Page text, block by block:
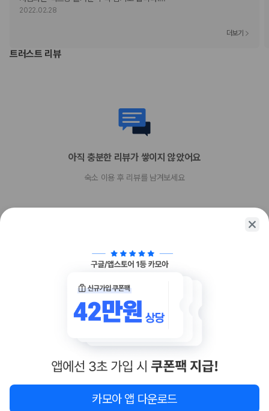
2022.02.28
더보기
트러스트 리뷰
아직 충분한 리뷰가 쌓이지 않았어요
숙소 이용 후 리뷰를 남겨보세요
함께 가는 친구에게 정보를 공유해보세요
카카오톡 링크복사
카모아 앱 다운로드